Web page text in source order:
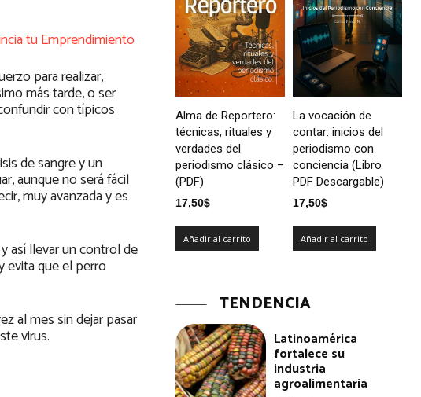
tu Emprendimiento
para realizar,
más tarde, o ser
con típicos
de sangre y un
aunque no será fácil
muy avanzada y es
así llevar un control de
evita que el perro
al mes sin dejar pasar
virus.
Alma de Reportero:
técnicas, rituales y
verdades del
periodismo clásico –
(PDF)
17,50$
Añadir al carrito
La vocación de
contar: inicios del
periodismo con
conciencia (Libro
PDF Descargable)
17,50$
Añadir al carrito
TENDENCIA
Latinoamérica
fortalece su
industria
agroalimentaria